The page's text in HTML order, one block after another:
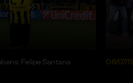
Felipe Santana 08/07/